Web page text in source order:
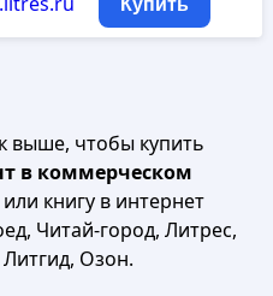
Купить
выше, чтобы купить
в коммерческом
книгу в интернет
Читай-город, Литрес,
Озон.